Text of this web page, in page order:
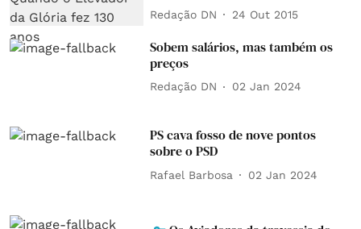
Redação DN 24 Out 2015
Sobem salários, mas também os
preços
Redação DN 02 Jan 2024
PS cava fosso de nove pontos
sobre o PSD
Rafael Barbosa 02 Jan 2024